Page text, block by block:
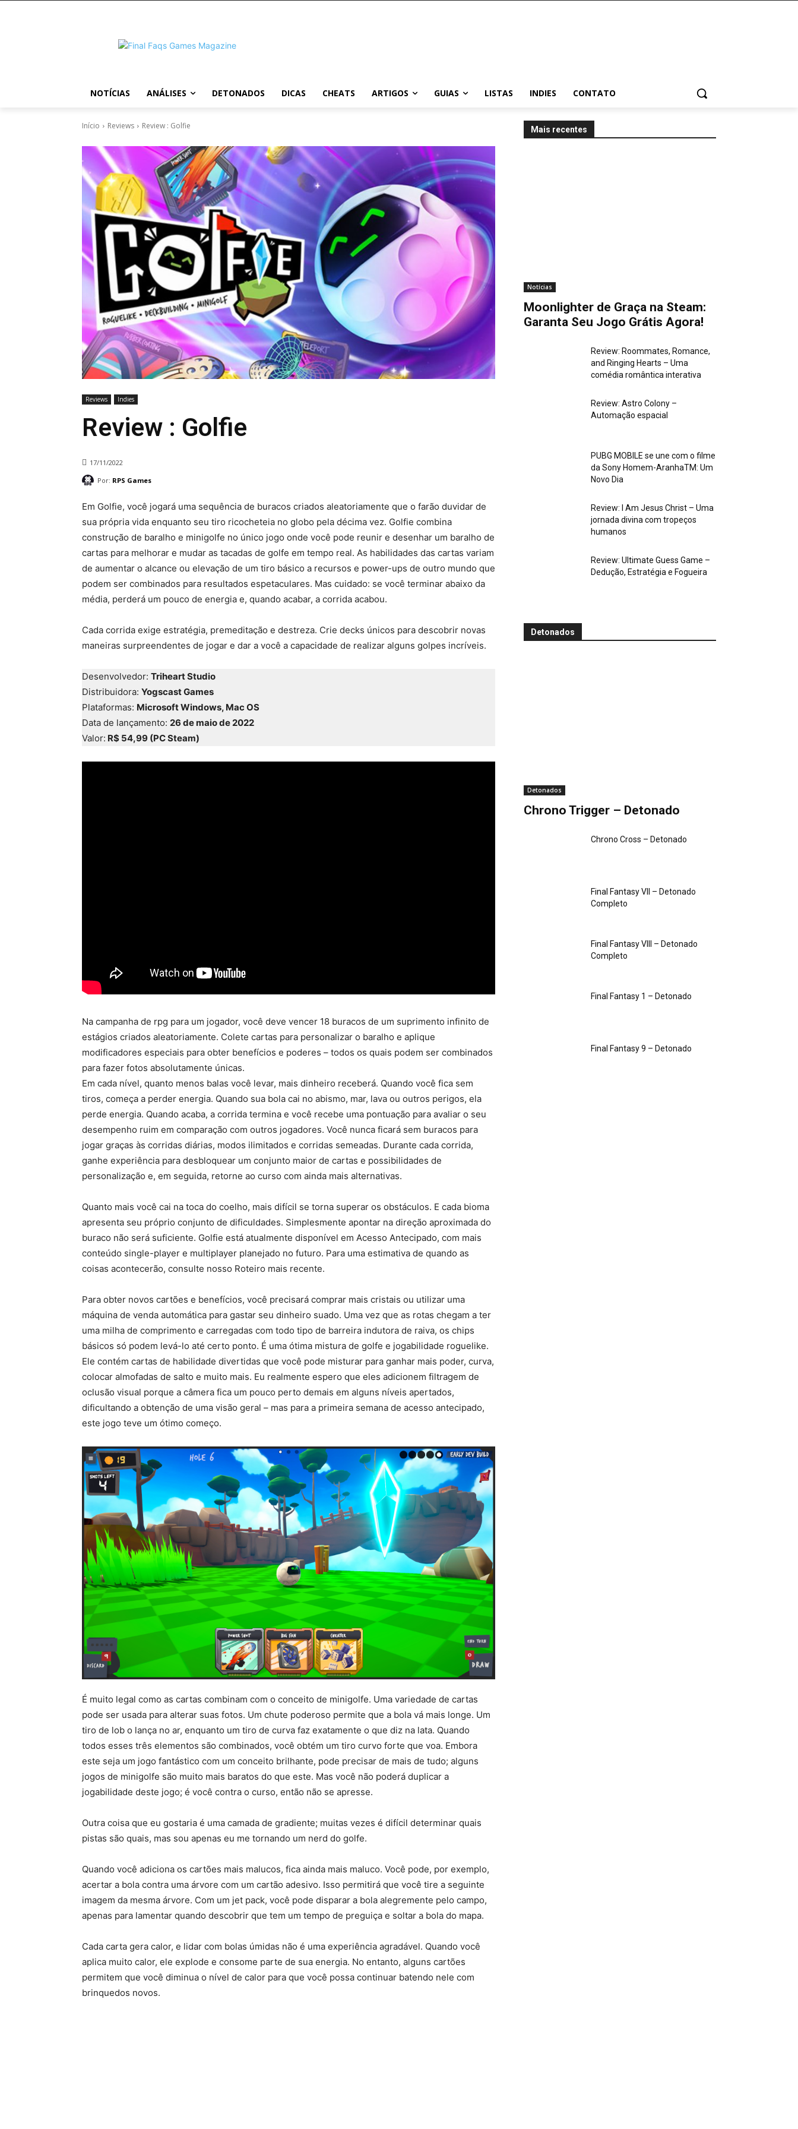
NOTÍCIAS ANÁLISES DETONADOS DICAS CHEATS ARTIGOS GUIAS LISTAS INDIES CONTATO
Início Reviews Review : Golfie
Reviews Indies
Review : Golfie
17/11/2022
Por: RPS Games
Em Golfie, você jogará uma sequência de buracos criados aleatoriamente que o farão duvidar de
sua própria vida enquanto seu tiro ricocheteia no globo pela décima vez. Golfie combina
construção de baralho e minigolfe no único jogo onde você pode reunir e desenhar um baralho de
cartas para melhorar e mudar as tacadas de golfe em tempo real. As habilidades das cartas variam
de aumentar o alcance ou elevação de um tiro básico a recursos e power-ups de outro mundo que
podem ser combinados para resultados espetaculares. Mas cuidado: se você terminar abaixo da
média, perderá um pouco de energia e, quando acabar, a corrida acabou.
Cada corrida exige estratégia, premeditação e destreza. Crie decks únicos para descobrir novas
maneiras surpreendentes de jogar e dar a você a capacidade de realizar alguns golpes incríveis.
Desenvolvedor: Triheart Studio
Distribuidora: Yogscast Games
Plataformas: Microsoft Windows, Mac OS
Data de lançamento: 26 de maio de 2022
Valor: R$ 54,99 (PC Steam)
Na campanha de rpg para um jogador, você deve vencer 18 buracos de um suprimento infinito de
estágios criados aleatoriamente. Colete cartas para personalizar o baralho e aplique
modificadores especiais para obter benefícios e poderes – todos os quais podem ser combinados
para fazer fotos absolutamente únicas.
Em cada nível, quanto menos balas você levar, mais dinheiro receberá. Quando você fica sem
tiros, começa a perder energia. Quando sua bola cai no abismo, mar, lava ou outros perigos, ela
perde energia. Quando acaba, a corrida termina e você recebe uma pontuação para avaliar o seu
desempenho ruim em comparação com outros jogadores. Você nunca ficará sem buracos para
jogar graças às corridas diárias, modos ilimitados e corridas semeadas. Durante cada corrida,
ganhe experiência para desbloquear um conjunto maior de cartas e possibilidades de
personalização e, em seguida, retorne ao curso com ainda mais alternativas.
Quanto mais você cai na toca do coelho, mais difícil se torna superar os obstáculos. E cada bioma
apresenta seu próprio conjunto de dificuldades. Simplesmente apontar na direção aproximada do
buraco não será suficiente. Golfie está atualmente disponível em Acesso Antecipado, com mais
conteúdo single-player e multiplayer planejado no futuro. Para uma estimativa de quando as
coisas acontecerão, consulte nosso Roteiro mais recente.
Para obter novos cartões e benefícios, você precisará comprar mais cristais ou utilizar uma
máquina de venda automática para gastar seu dinheiro suado. Uma vez que as rotas chegam a ter
uma milha de comprimento e carregadas com todo tipo de barreira indutora de raiva, os chips
básicos só podem levá-lo até certo ponto. É uma ótima mistura de golfe e jogabilidade roguelike.
Ele contém cartas de habilidade divertidas que você pode misturar para ganhar mais poder, curva,
colocar almofadas de salto e muito mais. Eu realmente espero que eles adicionem filtragem de
oclusão visual porque a câmera fica um pouco perto demais em alguns níveis apertados,
dificultando a obtenção de uma visão geral – mas para a primeira semana de acesso antecipado,
este jogo teve um ótimo começo.
É muito legal como as cartas combinam com o conceito de minigolfe. Uma variedade de cartas
pode ser usada para alterar suas fotos. Um chute poderoso permite que a bola vá mais longe. Um
tiro de lob o lança no ar, enquanto um tiro de curva faz exatamente o que diz na lata. Quando
todos esses três elementos são combinados, você obtém um tiro curvo forte que voa. Embora
este seja um jogo fantástico com um conceito brilhante, pode precisar de mais de tudo; alguns
jogos de minigolfe são muito mais baratos do que este. Mas você não poderá duplicar a
jogabilidade deste jogo; é você contra o curso, então não se apresse.
Outra coisa que eu gostaria é uma camada de gradiente; muitas vezes é difícil determinar quais
pistas são quais, mas sou apenas eu me tornando um nerd do golfe.
Quando você adiciona os cartões mais malucos, fica ainda mais maluco. Você pode, por exemplo,
acertar a bola contra uma árvore com um cartão adesivo. Isso permitirá que você tire a seguinte
imagem da mesma árvore. Com um jet pack, você pode disparar a bola alegremente pelo campo,
apenas para lamentar quando descobrir que tem um tempo de preguiça e soltar a bola do mapa.
Cada carta gera calor, e lidar com bolas úmidas não é uma experiência agradável. Quando você
aplica muito calor, ele explode e consome parte de sua energia. No entanto, alguns cartões
permitem que você diminua o nível de calor para que você possa continuar batendo nele com
brinquedos novos.
Mais recentes
Notícias
Moonlighter de Graça na Steam:
Garanta Seu Jogo Grátis Agora!
Review: Roommates, Romance,
and Ringing Hearts – Uma
comédia romântica interativa
Review: Astro Colony –
Automação espacial
PUBG MOBILE se une com o filme
da Sony Homem-AranhaTM: Um
Novo Dia
Review: I Am Jesus Christ – Uma
jornada divina com tropeços
humanos
Review: Ultimate Guess Game –
Dedução, Estratégia e Fogueira
Detonados
Detonados
Chrono Trigger – Detonado
Chrono Cross – Detonado
Final Fantasy VII – Detonado
Completo
Final Fantasy VIII – Detonado
Completo
Final Fantasy 1 – Detonado
Final Fantasy 9 – Detonado